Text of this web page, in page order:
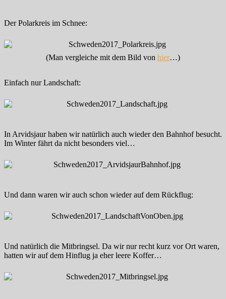
Der Polarkreis im Schnee:
(Man vergleiche mit dem Bild von hier…)
Einfach nur Landschaft:
In Arvidsjaur haben wir natürlich auch wieder den Bahnhof besucht.
Im Winter fährt da nicht besonders viel…
Und dann waren wir auch schon wieder auf dem Rückflug:
Und natürlich die Mitbringsel. Da wir nur recht kurz vor Ort waren,
hatten wir auf dem Hinflug ja eher leere Koffer…